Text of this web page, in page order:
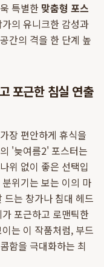
특별한 맞춤형 포스
의 유니크한 감성과
간의 격을 한 단계 높
포근한 침실 연출
장 편안하게 휴식을
'늦여름2' 포스터는
위 없이 좋은 선택입
위기는 보는 이의 마
드는 창가나 침대 헤드
포근하고 로맨틱한
는 이 작품처럼, 부드
함을 극대화하는 최